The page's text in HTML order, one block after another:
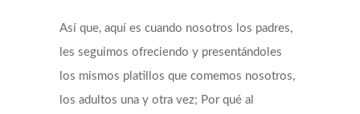
Así que, aquí es cuando nosotros los padres,
les seguimos ofreciendo y presentándoles
los mismos platillos que comemos nosotros,
los adultos una y otra vez; Por qué al